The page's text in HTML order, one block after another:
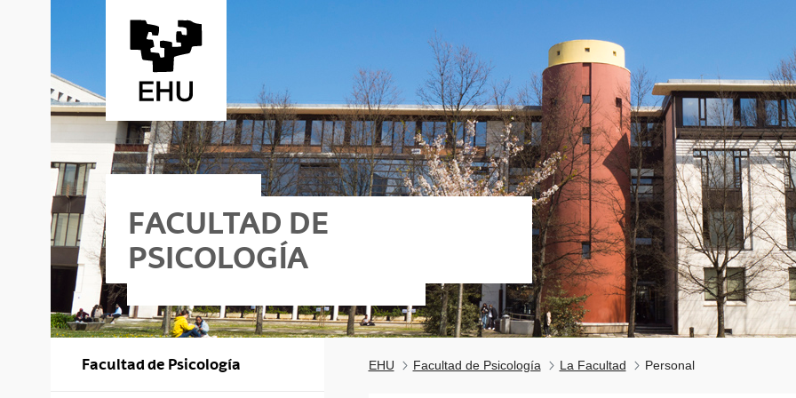
FACULTAD DE
PSICOLOGÍA
Facultad de Psicología EHU Facultad de Psicología La Facultad Personal